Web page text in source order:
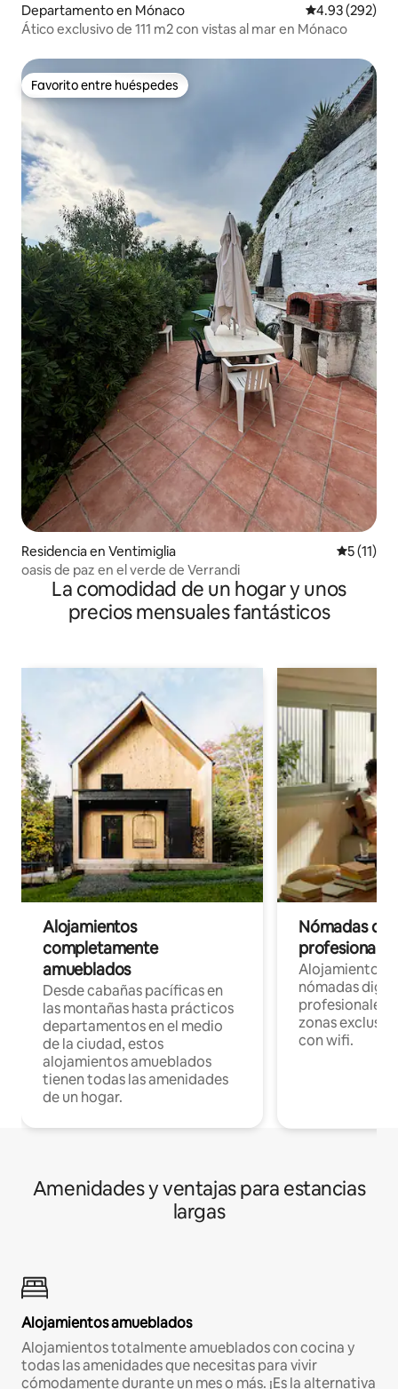
Departamento en Mónaco Calificación
4.93 (292)
Ático exclusivo de 111 m2 con vistas al mar en Mónaco
Favorito entre huéspedes
Favorito entre huéspedes
Residencia en Ventimiglia
5 (11)
oasis de paz en el verde de Verrandi
La comodidad de un hogar y unos
precios mensuales fantásticos
Alojamientos
completamente
amueblados
Desde cabañas pacíficas en
las montañas hasta prácticos
departamentos en el medio
de la ciudad, estos
alojamientos amueblados
tienen todas las amenidades
de un hogar.
Nómadas
Alojamientos
nómadas
profesionales
zonas
con wifi.
Amenidades y ventajas para estancias
largas
Alojamientos amueblados
Alojamientos totalmente amueblados con cocina y
todas las amenidades que necesitas para vivir
cómodamente durante un mes o más. ¡Es la alternativa